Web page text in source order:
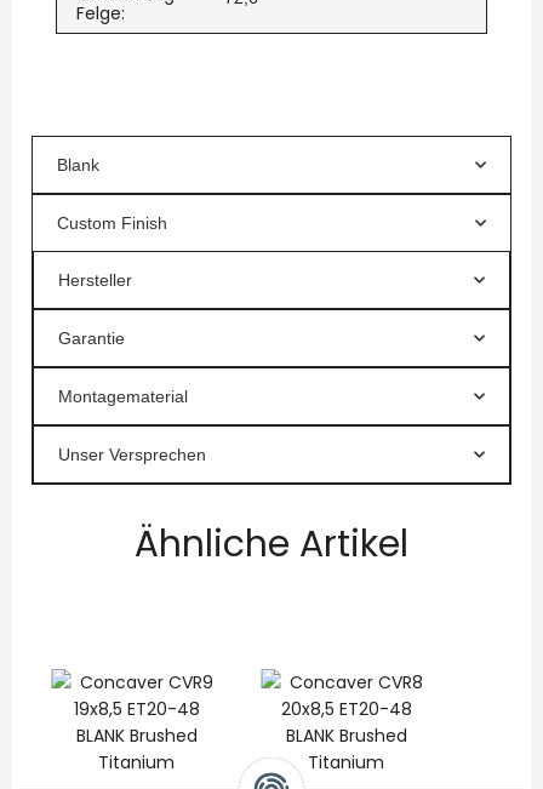
Felge:
Blank
Custom Finish
Hersteller
Garantie
Montagematerial
Unser Versprechen
Ähnliche Artikel